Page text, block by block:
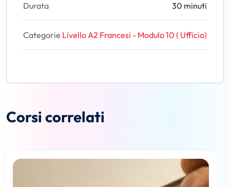
Durata 30 minuti
Categorie Livello A2 Francesi - Modulo 10 ( Ufficio)
Corsi correlati